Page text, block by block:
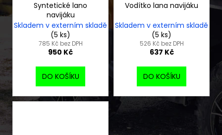
Syntetické lano
navijáku
Skladem v externím skladě
(5 ks)
785 Kč bez DPH
950 Kč
DO KOŠÍKU
Vodítko lana navijáku
Skladem v externím skladě
(5 ks)
526 Kč bez DPH
637 Kč
DO KOŠÍKU